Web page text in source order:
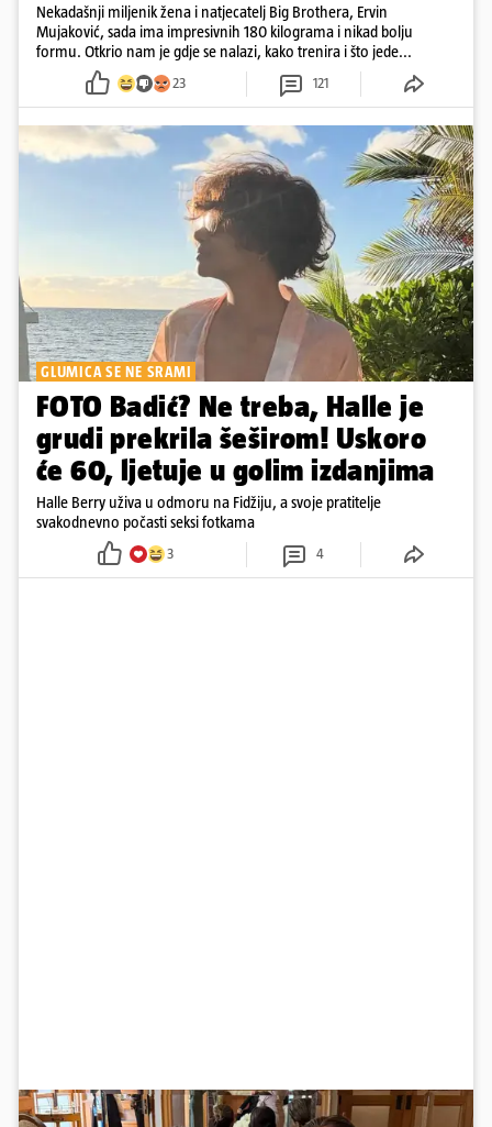
Nekadašnji miljenik žena i natjecatelj Big Brothera, Ervin
Mujaković, sada ima impresivnih 180 kilograma i nikad bolju
formu. Otkrio nam je gdje se nalazi, kako trenira i što jede...
23 121
GLUMICA SE NE SRAMI
FOTO Badić? Ne treba, Halle je
grudi prekrila šeširom! Uskoro
će 60, ljetuje u golim izdanjima
Halle Berry uživa u odmoru na Fidžiju, a svoje pratitelje
svakodnevno počasti seksi fotkama
3 4